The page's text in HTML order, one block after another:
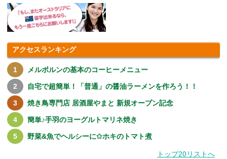
アクセスランキング
メルボルンの基本のコーヒーメニュー
自宅で超簡単！「普通」の醤油ラーメンを作ろう！！
焼き鳥専門店 居酒屋やまと 新規オープン記念
簡単♪手羽のヨーグルトマリネ焼き
野菜&魚でヘルシーに✩ホキのトマト煮
トップ20リストへ